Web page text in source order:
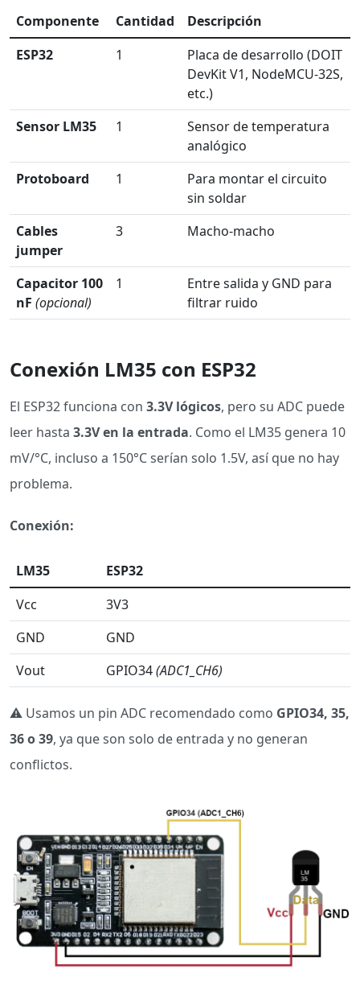
Componente Cantidad
Descripción
ESP32
1
Placa de desarrollo (DOIT
DevKit V1, NodeMCU-32S,
etc.)
Sensor LM35
1
Sensor de temperatura
analógico
Protoboard
1
Para montar el circuito
sin soldar
Cables
jumper
3 Macho-macho
Capacitor 100
nF (opcional)
1
Entre salida y GND para
filtrar ruido
Conexión LM35 con ESP32
El ESP32 funciona con 3.3V lógicos, pero su ADC puede
leer hasta 3.3V en la entrada. Como el LM35 genera 10
mV/°C, incluso a 150°C serían solo 1.5V, así que no hay
problema.
Conexión:
LM35
ESP32
Vcc
3V3
GND
GND
Vout
GPIO34(ADC1_CH6)
⚠️ Usamos un pin ADC recomendado como GPIO34, 35,
36 o 39, ya que son solo de entrada y no generan
conflictos.